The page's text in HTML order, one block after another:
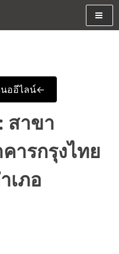
พร้อมบัตรกด
ฟแนนซ์ด้วย
ออีไลน์<-
สาขา
ารกรุงไทย
เภอ